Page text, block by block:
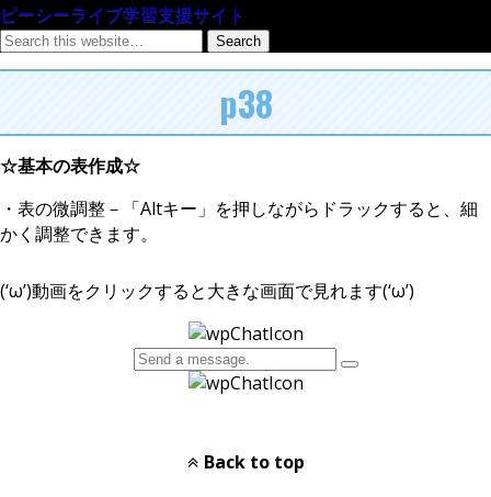
ピーシーライブ学習支援サイト
p38
☆基本の表作成☆
・表の微調整－「Altキー」を押しながらドラックすると、細
かく調整できます。
(‘ω’)動画をクリックすると大きな画面で見れます(‘ω’)
Back to top